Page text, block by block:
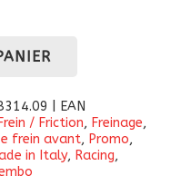
| EAN
Frein / Friction, Freinage,
frein avant, Promo,
in Italy, Racing,